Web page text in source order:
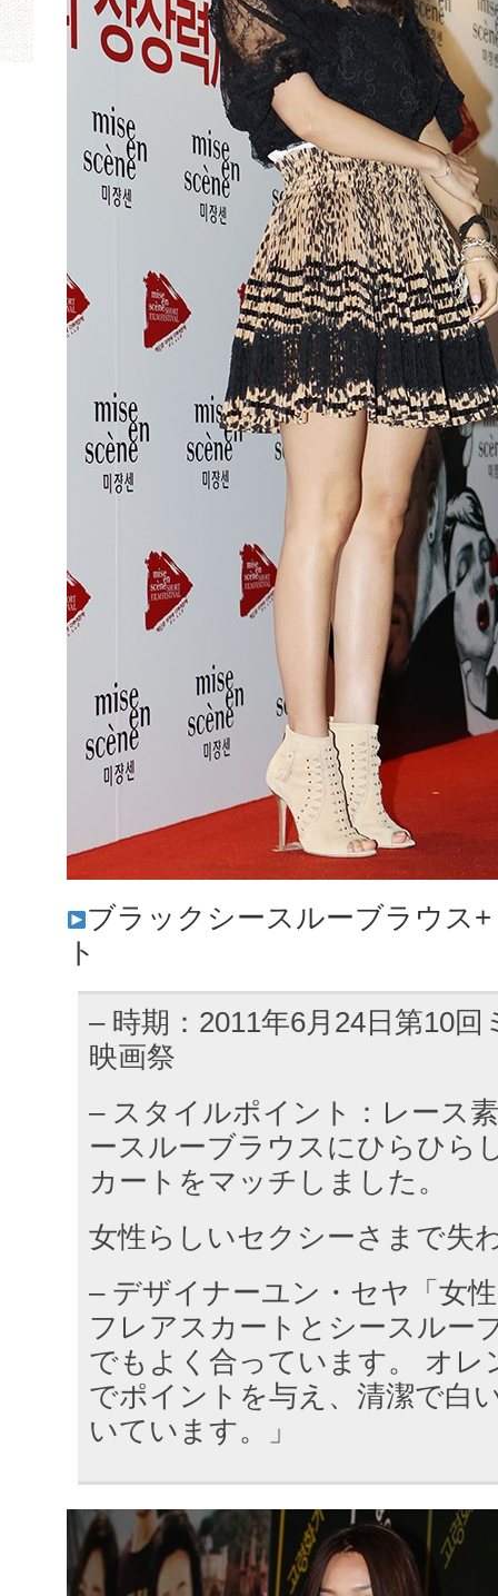
ブラックシースルーブラウス
ト
– 時期：2011年6月24日第10
映画祭
– スタイルポイント：レース
ースルーブラウスにひらひら
カートをマッチしました。
女性らしいセクシーさまで失
– デザイナーユン・セヤ「女
フレアスカートとシースルー
でもよく合っています。 オレ
でポイントを与え、清潔で白
いています。」